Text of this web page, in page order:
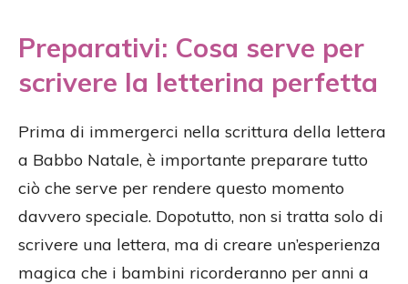
Preparativi: Cosa serve per
scrivere la letterina perfetta
Prima di immergerci nella scrittura della lettera
a Babbo Natale, è importante preparare tutto
ciò che serve per rendere questo momento
davvero speciale. Dopotutto, non si tratta solo di
scrivere una lettera, ma di creare un’esperienza
magica che i bambini ricorderanno per anni a